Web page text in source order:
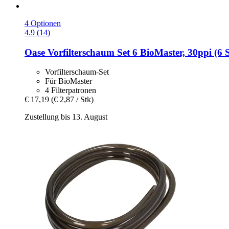
4 Optionen
4.9 (14)
Oase Vorfilterschaum Set 6 BioMaster, 30ppi (6
Vorfilterschaum-Set
Für BioMaster
4 Filterpatronen
€ 17,19 (€ 2,87 / Stk)
Zustellung bis 13. August